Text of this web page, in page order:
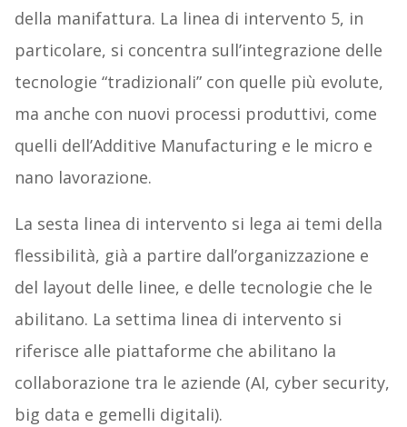
della manifattura. La linea di intervento 5, in
particolare, si concentra sull’integrazione delle
tecnologie “tradizionali” con quelle più evolute,
ma anche con nuovi processi produttivi, come
quelli dell’Additive Manufacturing e le micro e
nano lavorazione.
La sesta linea di intervento si lega ai temi della
flessibilità, già a partire dall’organizzazione e
del layout delle linee, e delle tecnologie che le
abilitano. La settima linea di intervento si
riferisce alle piattaforme che abilitano la
collaborazione tra le aziende (AI, cyber security,
big data e gemelli digitali).